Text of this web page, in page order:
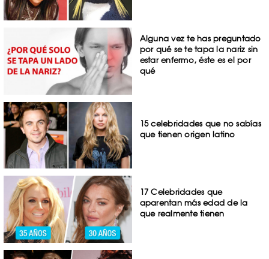
Alguna vez te has preguntado
por qué se te tapa la nariz sin
estar enfermo, éste es el por
qué
15 celebridades que no sabías
que tienen origen latino
17 Celebridades que
aparentan más edad de la
que realmente tienen